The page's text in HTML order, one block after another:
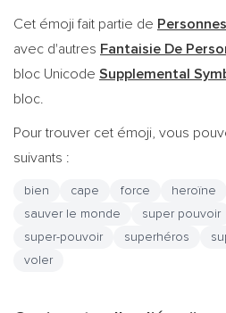
Cet émoji fait partie de
avec d'autres Fantaisie De
bloc Unicode Supplemental
bloc.
Pour trouver cet émoji, vous
suivants :
bien cape force heroïne
sauver le monde
super pouvoir
super-pouvoir
superhéros
voler